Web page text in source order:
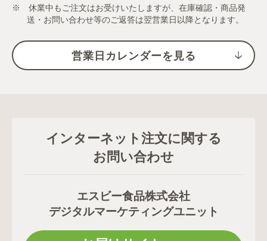
※ 休業中もご注文はお受けいたしますが、在庫確認・商品発
送・お問い合わせ等のご返答は翌営業日以降となります。
営業日カレンダーを見る
インターネット注文に関する
お問い合わせ
エスビー食品株式会社
デジタルマーケティングユニット